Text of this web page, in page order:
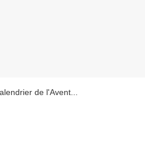
de l'Avent...